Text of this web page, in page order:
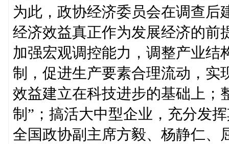
为此，政协经济委员会在调查后
经济效益真正作为发展经济的前
加强宏观调控能力，调整产业结
制，促进生产要素合理流动，实
效益建立在科技进步的基础上；
制”；搞活大中型企业，充分发
全国政协副主席方毅、杨静仁、